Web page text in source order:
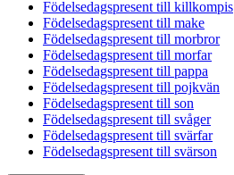
Födelsedagspresent till killkompis
Födelsedagspresent till make
Födelsedagspresent till morbror
Födelsedagspresent till morfar
Födelsedagspresent till pappa
Födelsedagspresent till pojkvän
Födelsedagspresent till son
Födelsedagspresent till svåger
Födelsedagspresent till svärfar
Födelsedagspresent till svärson